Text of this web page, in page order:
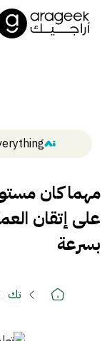
مهما كان
على إتقان
بسرعة
تك